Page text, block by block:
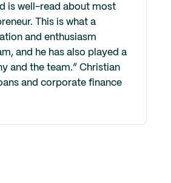
is well-read about most
This is what a
and enthusiasm
and he has also played a
and the team.” Christian
and corporate finance